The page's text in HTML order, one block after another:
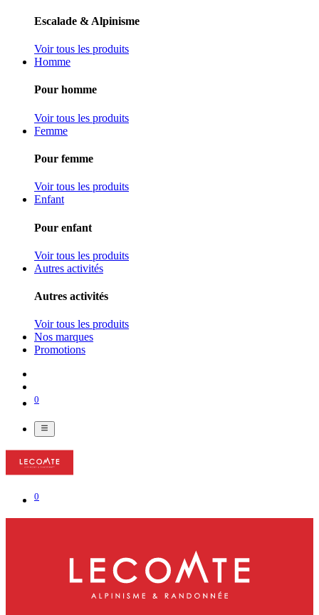
Escalade & Alpinisme
Voir tous les produits
Homme
Pour homme
Voir tous les produits
Femme
Pour femme
Voir tous les produits
Enfant
Pour enfant
Voir tous les produits
Autres activités
Autres activités
Voir tous les produits
Nos marques
Promotions
0
0